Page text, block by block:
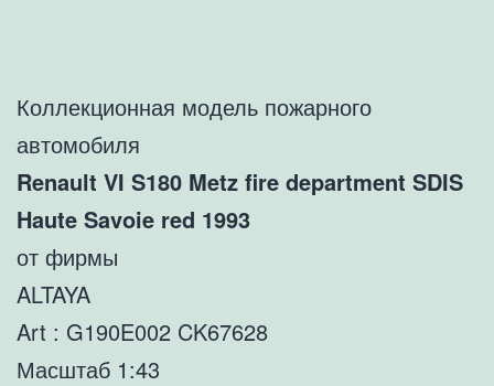
Коллекционная модель пожарного
автомобиля
Renault VI S180 Metz fire department SDIS
Haute Savoie red 1993
от фирмы
ALTAYA
Art : G190E002 CK67628
Масштаб 1:43